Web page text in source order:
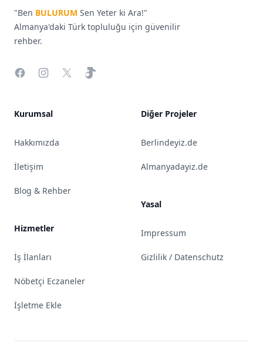
"Ben BULURUM Sen Yeter ki Ara!"
Almanya'daki Türk topluluğu için güvenilir
rehber.
FacebookInstagram
X TikTok
Kurumsal
Hakkımızda
İletişim
Blog & Rehber
Hizmetler
İş İlanları
Nöbetçi Eczaneler
İşletme Ekle
Diğer Projeler
Berlindeyiz.de
Almanyadayiz.de
Yasal
Impressum
Gizlilik / Datenschutz